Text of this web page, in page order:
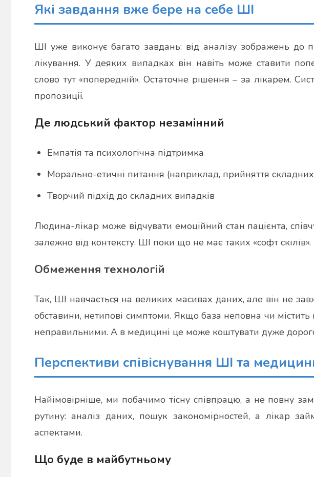
Які завдання вже бере на себе ШІ
ШІ уже виконує багато завдань: від аналізу зображень до
лікування. У деяких випадках він навіть може ставити
слово тут «попередній». Остаточне рішення – за лікарем.
пропозиції.
Де людський фактор незамінний
Емпатія та психологічна підтримка
Морально-етичні питання (наприклад, прийняття
Творчий підхід до складних випадків
Людина-лікар може відчувати емоційний стан пацієнта,
залежно від контексту. ШІ поки що не має таких «софт скілів».
Обмеження технологій
Так, ШІ навчається на великих масивах даних, але він не
обставини, нетипові симптоми. Якщо база неповна чи
неправильними. А в медицині це може коштувати дуже
Перспективи співіснування ШІ та
Найімовірніше, ми побачимо тісну співпрацю, а не повну
рутину: аналіз даних, пошук закономірностей, а лікар
аспектами.
Що буде в майбутньому